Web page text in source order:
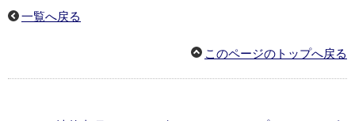
一覧へ戻る
このページのトップへ戻る